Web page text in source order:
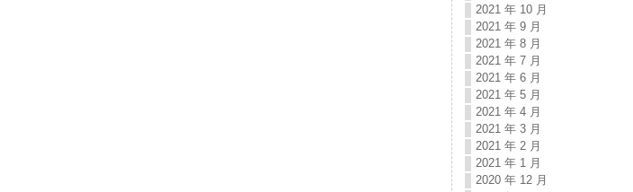
2021 年 10 月
2021 年 9 月
2021 年 8 月
2021 年 7 月
2021 年 6 月
2021 年 5 月
2021 年 4 月
2021 年 3 月
2021 年 2 月
2021 年 1 月
2020 年 12 月